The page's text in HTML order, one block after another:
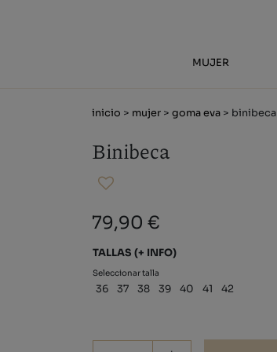
MUJER
inicio > mujer > goma eva > binibeca
Binibeca
79,90 €
TALLAS (+ INFO)
Seleccionar talla
36 37 38 39 40 41 42